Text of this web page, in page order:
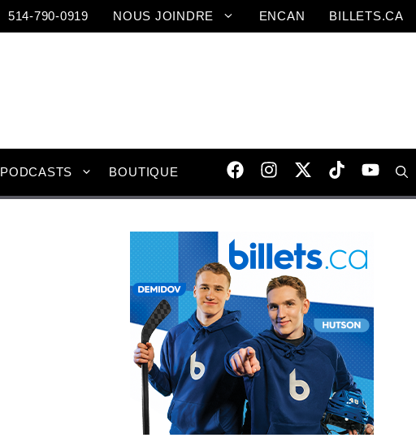
514-790-0919 NOUS JOINDRE ENCAN BILLETS.CA
PODCASTS BOUTIQUE